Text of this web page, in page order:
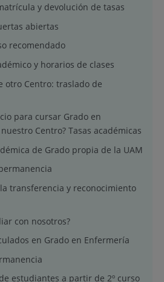
y devolución de tasas
abiertas
recomendado
y horarios de clases
otro Centro: traslado de
para cursar Grado en
Centro? Tasas académicas
de Grado propia de la UAM
transferencia y reconocimiento
con nosotros?
en Grado en Enfermería
estudiantes a partir de 2º curso